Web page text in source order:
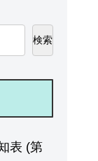
検索
表 (第